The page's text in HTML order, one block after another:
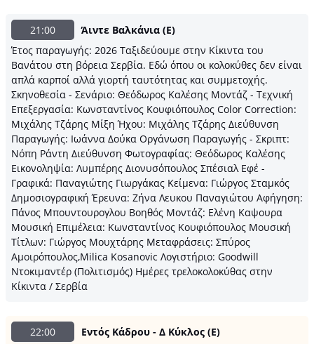
21:00
Άιντε Βαλκάνια (E)
Έτος παραγωγής: 2026 Ταξιδεύουμε στην Κίκιντα του
Βανάτου στη βόρεια Σερβία. Εδώ όπου οι κολοκύθες δεν είναι
απλά καρποί αλλά γιορτή ταυτότητας και συμμετοχής.
Σκηνοθεσία - Σενάριο: Θεόδωρος Καλέσης Μοντάζ - Τεχνική
Επεξεργασία: Κωνσταντίνος Κουφιόπουλος Color Correction:
Μιχάλης Τζάρης Μίξη Ήχου: Μιχάλης Τζάρης Διεύθυνση
Παραγωγής: Ιωάννα Δούκα Οργάνωση Παραγωγής - Σκριπτ:
Νόπη Ράντη Διεύθυνση Φωτογραφίας: Θεόδωρος Καλέσης
Εικονοληψία: Λυμπέρης Διονυσόπουλος Σπέσιαλ Εφέ -
Γραφικά: Παναγιώτης Γιωργάκας Κείμενα: Γιώργος Σταμκός
Δημοσιογραφική Έρευνα: Ζήνα Λευκου Παναγιώτου Αφήγηση:
Πάνος Μπουντουρογλου Βοηθός Μοντάζ: Ελένη Καψουρα
Μουσική Επιμέλεια: Κωνσταντίνος Κουφιόπουλος Μουσική
Τίτλων: Γιώργος Μουχτάρης Μεταφράσεις: Σπύρος
Αμοιρόπουλος,Milica Kosanovic Λογιστήριο: Goodwill
Ντοκιμαντέρ (Πολιτισμός) Ημέρες τρελοκολοκύθας στην
Κίκιντα / Σερβία
22:00
Εντός Κάδρου - Δ Κύκλος (E)